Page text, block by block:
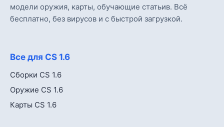
модели оружия, карты, обучающие статьив. Всё
бесплатно, без вирусов и с быстрой загрузкой.
Все для CS 1.6
Сборки CS 1.6
Оружие CS 1.6
Карты CS 1.6